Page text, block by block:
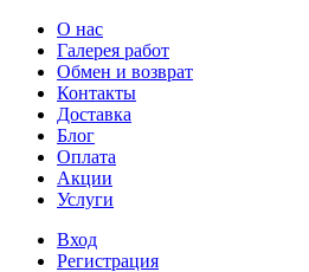
О нас
Галерея работ
Обмен и возврат
Контакты
Доставка
Блог
Оплата
Акции
Услуги
Вход
Регистрация